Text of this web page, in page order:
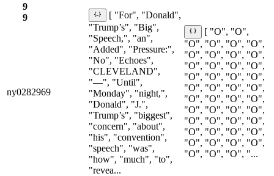
9
9
ny0282969
[ "For", "Donald",
"Trump’s", "Big",
"Speech,", "an",
"Added", "Pressure:",
"No", "Echoes",
"CLEVELAND",
"—", "Until",
"Monday", "night,",
"Donald", "J.",
"Trump’s", "biggest",
"concern", "about",
"his", "convention",
"speech", "was",
"how", "much", "to",
"revea...
[ "O", "O",
"O", "O", "O", "O",
"O", "O", "O", "O",
"O", "O", "O", "O",
"O", "O", "O", "O",
"O", "O", "O", "O",
"O", "O", "O", "O",
"O", "O", "O", "O",
"O", "O", "O", "O",
"O", "O", "O", "O",
"O", "O", "O", "O",
"O", "O", "O", "...